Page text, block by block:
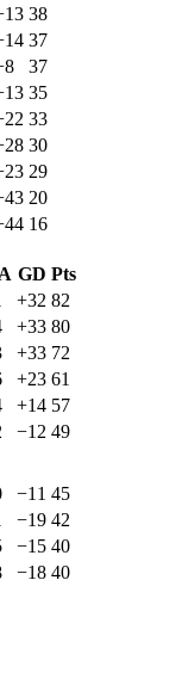
38
37
37
35
33
30
29
20
16
GD Pts
+32 82
+33 80
+33 72
+23 61
+14 57
−12 49
−11 45
−19 42
−15 40
−18 40